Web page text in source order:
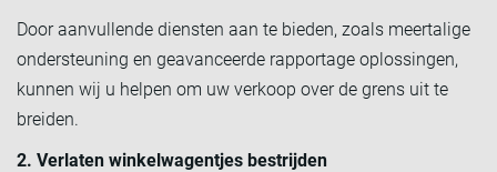
Door aanvullende diensten aan te bieden, zoals meertalige
ondersteuning en geavanceerde rapportage oplossingen,
kunnen wij u helpen om uw verkoop over de grens uit te
breiden.
2. Verlaten winkelwagentjes bestrijden